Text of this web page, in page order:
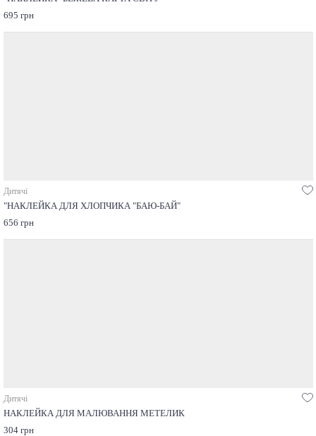
695 грн
Дитячі
"НАКЛЕЙКА ДЛЯ ХЛОПЧИКА "БАЮ-БАЙ"
656 грн
Дитячі
НАКЛЕЙКА ДЛЯ МАЛЮВАННЯ МЕТЕЛИК
304 грн